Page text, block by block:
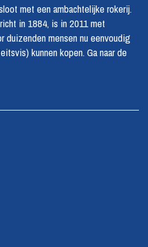
met een ambachtelijke rokerij.
in 1884, is in 2011 met
duizenden mensen nu eenvoudig
kunnen kopen. Ga naar de